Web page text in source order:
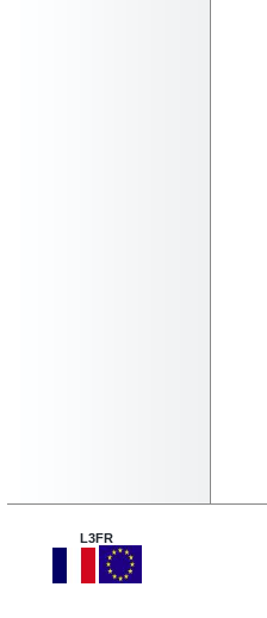
L3FR